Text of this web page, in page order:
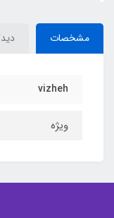
مشخصات
vizheh
ویژه